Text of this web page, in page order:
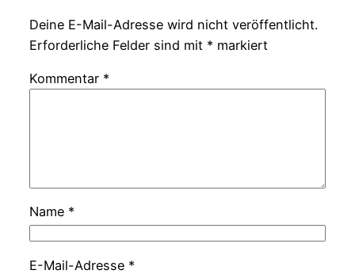
Deine E-Mail-Adresse wird nicht veröffentlicht.
Erforderliche Felder sind mit * markiert
Kommentar *
Name *
E-Mail-Adresse *